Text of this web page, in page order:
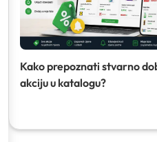
Kako prepoznati stvarno
akciju u katalogu?